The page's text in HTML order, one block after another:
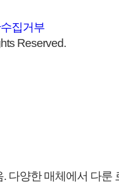
집거부
Reserved.
다양한 매체에서 다